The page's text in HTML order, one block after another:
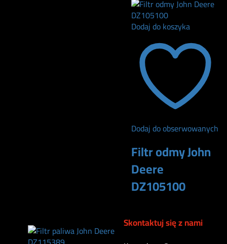
Dodaj do koszyka
Dodaj do obserwowanych
Filtr odmy John
Deere
DZ105100
Skontaktuj się z nami